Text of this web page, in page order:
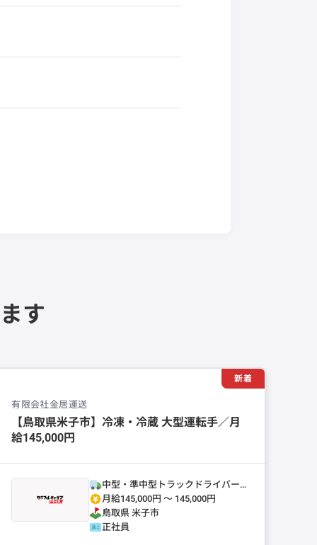
す
新着
有限会社金居運送
【鳥取県米子市】冷凍・冷蔵 大型運転手／月
給145,000円
中型・準中型トラックドライバー
(4t～)
月給145,000円 〜 145,000円
鳥取県米子市
正社員